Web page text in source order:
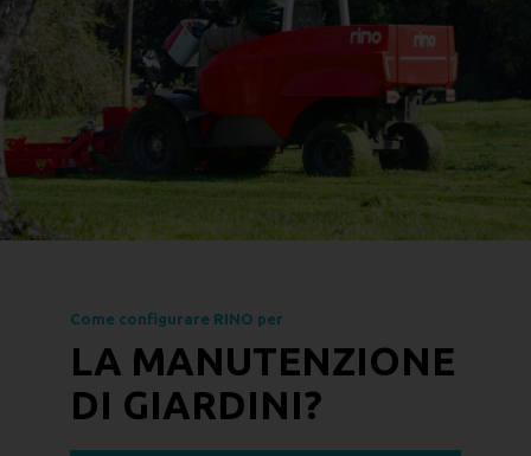
Come configurare RINO per
LA MANUTENZIONE
DI GIARDINI?